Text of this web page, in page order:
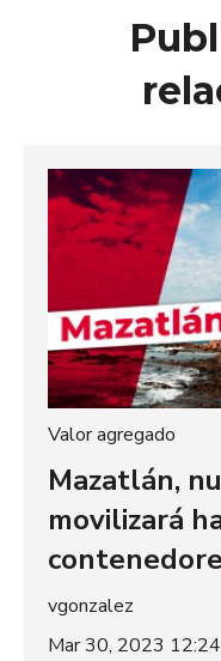
Valor agregado
Mazatlán,
movilizará
vgonzalez
Mar 30, 2023